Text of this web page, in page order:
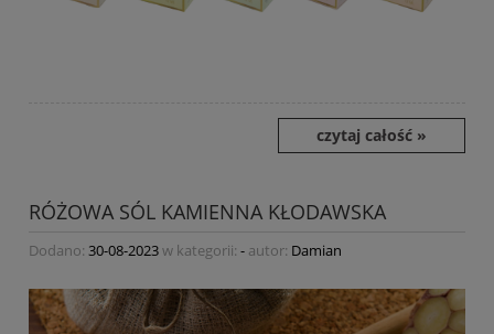
czytaj całość »
RÓŻOWA SÓL KAMIENNA KŁODAWSKA
Dodano: 30-08-2023w kategorii: - autor: Damian